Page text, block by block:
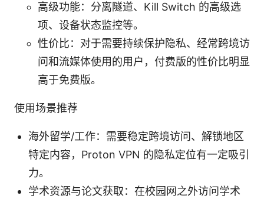
高级功能：分离隧道、Kill Switch 的高级选
项、设备状态监控等。
性价比：对于需要持续保护隐私、经常跨境访
问和流媒体使用的用户，付费版的性价比明显
高于免费版。
使用场景推荐
海外留学/工作：需要稳定跨境访问、解锁地区
特定内容，Proton VPN 的隐私定位有一定吸引
力。
学术资源与论文获取：在校园网之外访问学术